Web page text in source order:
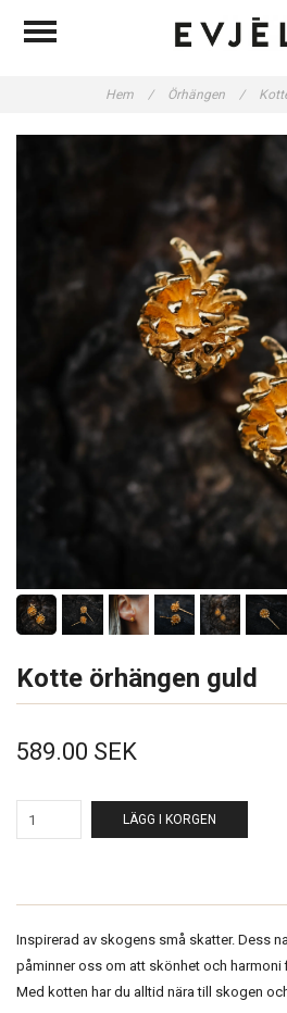
Hem / Örhängen /
Kotte örhängen guld
589.00 SEK
LÄGG I KORGEN
Inspirerad av skogens små skatter. Dess
påminner oss om att skönhet och harmoni
Med kotten har du alltid nära till skogen